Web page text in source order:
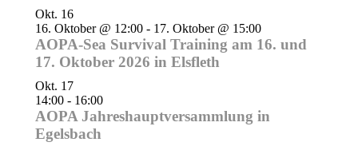
Okt. 16
16. Oktober @ 12:00 - 17. Oktober @ 15:00
AOPA-Sea Survival Training am 16. und
17. Oktober 2026 in Elsfleth
Okt. 17
14:00 - 16:00
AOPA Jahreshauptversammlung in
Egelsbach